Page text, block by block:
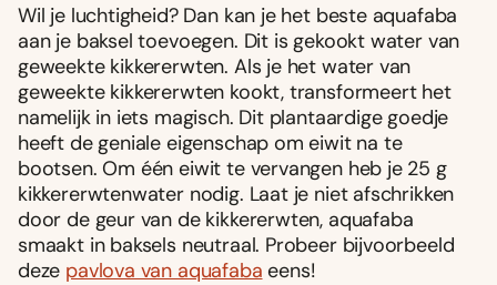
Wil je luchtigheid? Dan kan je het beste aquafaba
aan je baksel toevoegen. Dit is gekookt water van
geweekte kikkererwten. Als je het water van
geweekte kikkererwten kookt, transformeert het
namelijk in iets magisch. Dit plantaardige goedje
heeft de geniale eigenschap om eiwit na te
bootsen. Om één eiwit te vervangen heb je 25 g
kikkererwtenwater nodig. Laat je niet afschrikken
door de geur van de kikkererwten, aquafaba
smaakt in baksels neutraal. Probeer bijvoorbeeld
deze pavlova van aquafaba eens!